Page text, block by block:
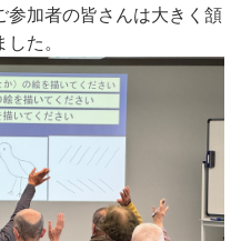
参加者の皆さんは大きく頷
た。